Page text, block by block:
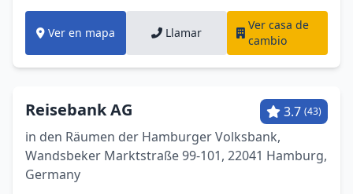
Ver en mapa Llamar
Ver casa de
cambio
Reisebank AG 3.7 (43)
in den Räumen der Hamburger Volksbank,
Wandsbeker Marktstraße 99-101, 22041 Hamburg,
Germany